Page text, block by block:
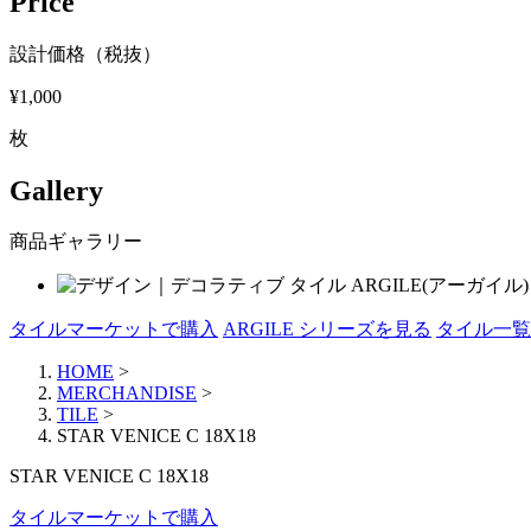
設計価格（税抜）
¥1,000
枚
Gallery
商品ギャラリー
タイルマーケットで購入 ARGILE シリーズを見る タイル一
HOME >
MERCHANDISE >
TILE >
STAR VENICE C 18X18
STAR VENICE C 18X18
タイルマーケットで購入